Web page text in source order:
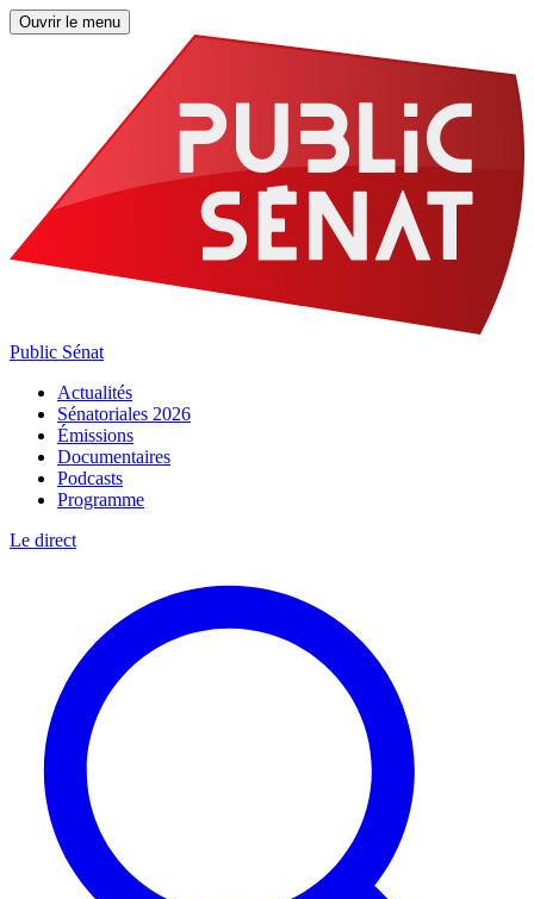
Ouvrir le menu
Public Sénat
Actualités
Sénatoriales 2026
Émissions
Documentaires
Podcasts
Programme
Le direct